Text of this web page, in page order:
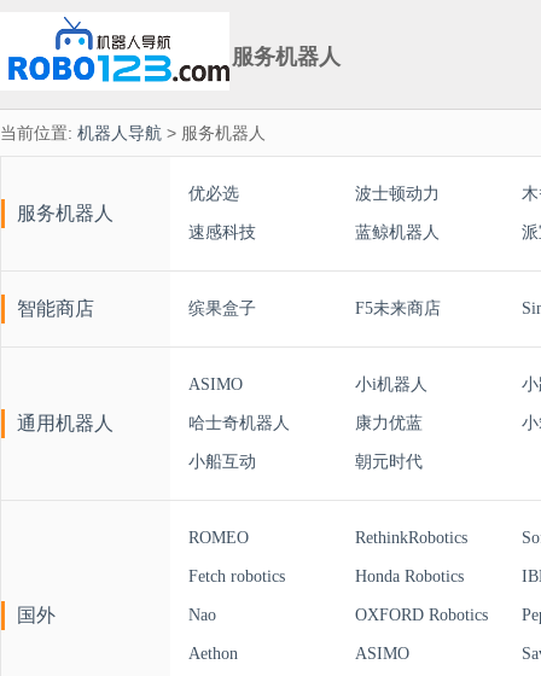
服务机器人
当前位置: 机器人导航 > 服务机器人
服务机器人
优必选 波士顿动力
速感科技 蓝鲸机器人
智能商店 缤果盒子 F5未来商店
通用机器人
ASIMO 小i机器人
哈士奇机器人 康力优蓝
小船互动 朝元时代
国外
ROMEO RethinkRobotics
Fetch robotics Honda Robotics
Nao OXFORD Robotics
Aethon ASIMO